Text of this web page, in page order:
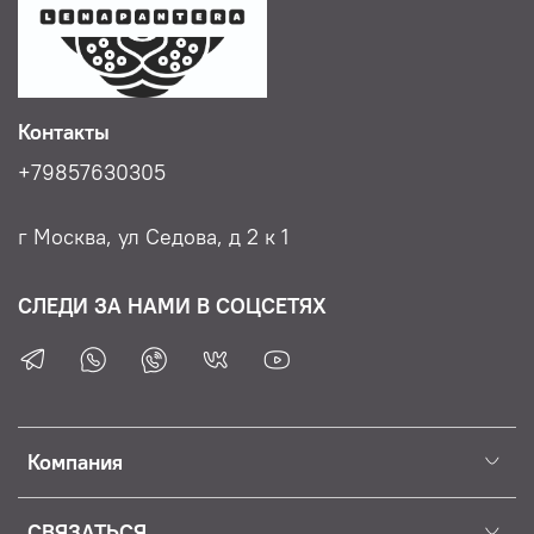
Компания
Контакты
+79857630305
г Москва, ул Седова, д 2 к 1
СЛЕДИ ЗА НАМИ В СОЦСЕТЯХ